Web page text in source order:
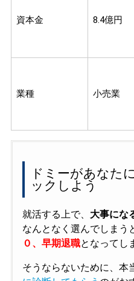
資本金 8.4億円
業種 小売業
ドミーがあなた
ックしよう
就活する上で、 大事にな
なんとなく選んでしまう
０、早期退職となってし
そうならないために、本